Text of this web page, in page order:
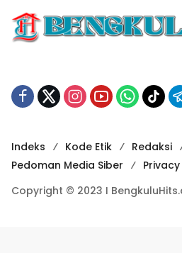
Indeks Kode Etik Redaksi
Pedoman Media Siber
Copyright © 2023 I